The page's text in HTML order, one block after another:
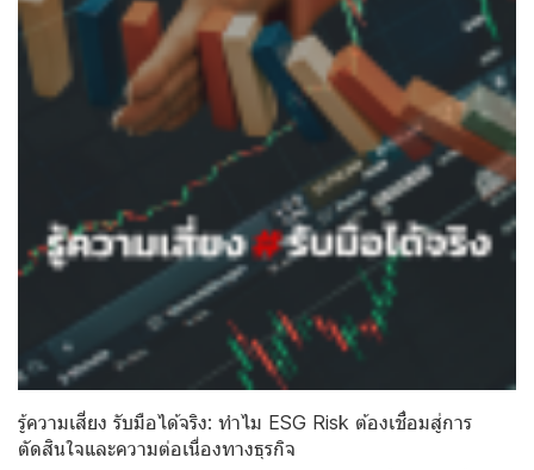
รู้ความเสี่ยง รับมือได้จริง: ทำไม ESG Risk ต้องเชื่อมสู่การ
ตัดสินใจและความต่อเนื่องทางธุรกิจ